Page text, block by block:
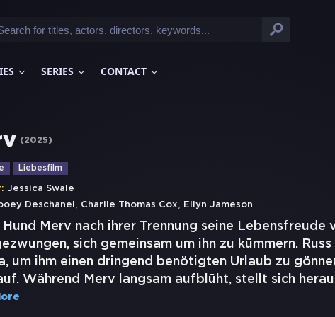
SERIES CONTACT
(2025)
Liebesfilm
Jessica Swale
Deschanel , Charlie Thomas Cox, Ellyn Jameson
Hund Merv nach ihrer Trennung seine Lebensfreude
sich gemeinsam um ihn zu kümmern.
um ihm einen dringend benötigten Urlaub zu
Während Merv langsam aufblüht, stellt sich